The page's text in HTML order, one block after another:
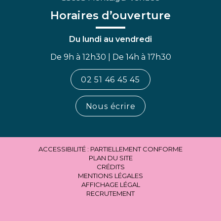
Horaires d’ouverture
Du lundi au vendredi
De 9h à 12h30 | De 14h à 17h30
02 51 46 45 45
Nous écrire
ACCESSIBILITÉ : PARTIELLEMENT CONFORME
PLAN DU SITE
CRÉDITS
MENTIONS LÉGALES
AFFICHAGE LÉGAL
RECRUTEMENT